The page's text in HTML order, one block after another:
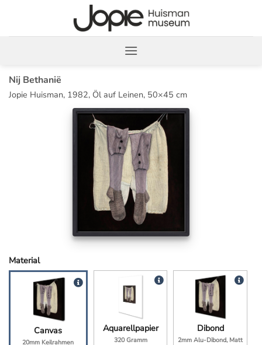
springen
Nij Bethanië
Jopie Huisman, 1982, Öl auf Leinen, 50×45 cm
Material
Canvas
20mm Keilrahmen
Aquarellpapier
320 Gramm
Dibond
2mm Alu-Dibond, Matt